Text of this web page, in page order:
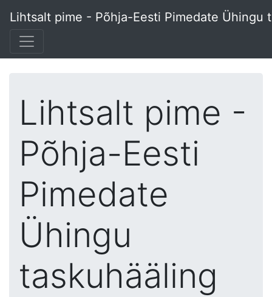
Lihtsalt pime - Põhja-Eesti Pimedate Ühingu
Lihtsalt pime -
Põhja-Eesti
Pimedate
Ühingu
taskuhääling